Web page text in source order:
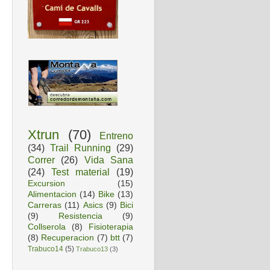
Xtrun (70)
Entreno
(34) Trail Running
(29)
Correr
(26)
Vida Sana
(24)
Test material (19)
Excursion
(15)
Alimentacion (14) Bike (13)
Carreras (11) Asics (9) Bici
(9)
Resistencia
(9)
Collserola
(8)
Fisioterapia
(8) Recuperacion (7) btt (7)
Trabuco14 (5) Trabuco13 (3)